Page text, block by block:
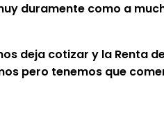
duramente como a
deja cotizar y la
pero tenemos que